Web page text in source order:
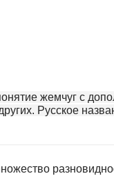
жемчуг с
Русское